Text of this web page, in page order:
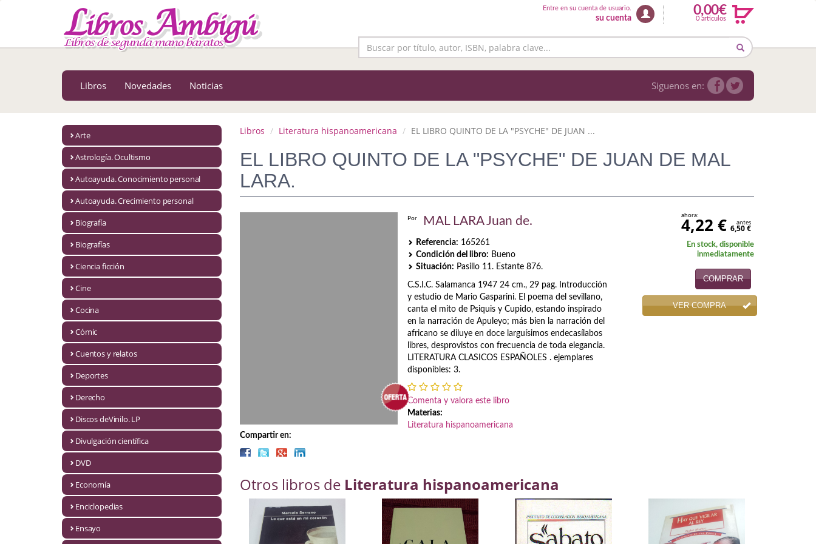
MENÚ PRINCIPAL
Astrología. Ocultismo
Autoayuda. Conocimiento personal
Autoayuda. Crecimiento personal
Ciencia ficción
Cuentos y relatos
Discos deVinilo. LP
Divulgación científica
Entre en su cuenta de usuario.
su cuenta
0,00€
0 articulos
Libros Novedades Noticias Siguenos en:
Arte
Astrología. Ocultismo
Autoayuda. Conocimiento personal
Autoayuda. Crecimiento personal
Biografía
Biografías
Ciencia ficción
Cine
Cocina
Cómic
Cuentos y relatos
Deportes
Derecho
Discos deVinilo. LP
Divulgación científica
DVD
Economía
Enciclopedias
Ensayo
Libros Literatura hispanoamericana EL LIBRO QUINTO DE LA "PSYCHE" DE JUAN ...
EL LIBRO QUINTO DE LA "PSYCHE" DE JUAN DE MAL
LARA.
Compartir en:
Por MAL LARA Juan de.
Referencia: 165261
Condición del libro: Bueno
Situación: Pasillo 11. Estante 876.
C.S.I.C. Salamanca 1947 24 cm., 29 pag. Introducción
y estudio de Mario Gasparini. El poema del sevillano,
canta el mito de Psiquis y Cupido, estando inspirado
en la narración de Apuleyo; más bien la narración del
africano se diluye en doce larguísimos endecasílabos
libres, desprovistos con frecuencia de toda elegancia.
LITERATURA CLASICOS ESPAÑOLES . ejemplares
disponibles: 3.
Comenta y valora este libro
Materias:
Literatura hispanoamericana
ahora:
4,22 € antes
6,50 €
En stock, disponible
inmediatamente
COMPRAR
VER COMPRA
Otros libros de Literatura hispanoamericana